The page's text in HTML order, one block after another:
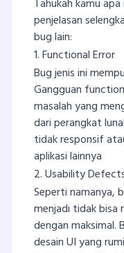
Tahukah kamu
penjelasan
bug lain:
1. Functional Error
Bug jenis ini
Gangguan
masalah yang
dari perangkat
tidak responsif
aplikasi lainnya
2. Usability
Seperti namanya,
menjadi tidak bisa
dengan maksimal.
desain UI yang